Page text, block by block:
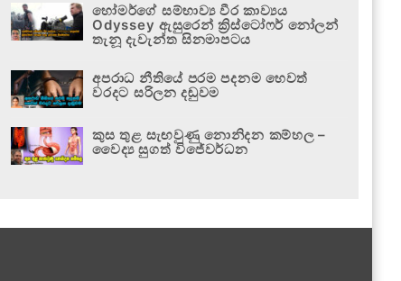
හෝමර්ගේ සම්භාව්‍ය වීර කාව්‍යය
Odyssey ඇසුරෙන් ක්‍රිස්ටෝෆර් නෝලන්
තැනූ දැවැන්ත සිනමාපටය
අපරාධ නීතියේ පරම පදනම හෙවත්
වරදට සරිලන දඬුවම
කුස තුළ සැඟවුණු නොනිදන කම්හල –
වෛද්‍ය සුගත් විජේවර්ධන